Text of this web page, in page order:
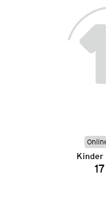
Online
Kinder